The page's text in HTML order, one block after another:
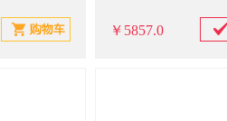
￥5857.0